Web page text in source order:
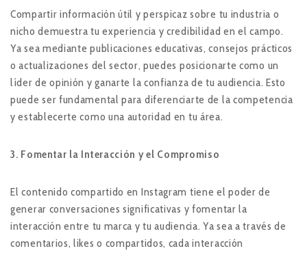
Compartir información útil y perspicaz sobre tu industria o
nicho demuestra tu experiencia y credibilidad en el campo.
Ya sea mediante publicaciones educativas, consejos prácticos
o actualizaciones del sector, puedes posicionarte como un
líder de opinión y ganarte la confianza de tu audiencia. Esto
puede ser fundamental para diferenciarte de la competencia
y establecerte como una autoridad en tu área.
3. Fomentar la Interacción y el Compromiso
El contenido compartido en Instagram tiene el poder de
generar conversaciones significativas y fomentar la
interacción entre tu marca y tu audiencia. Ya sea a través de
comentarios, likes o compartidos, cada interacción